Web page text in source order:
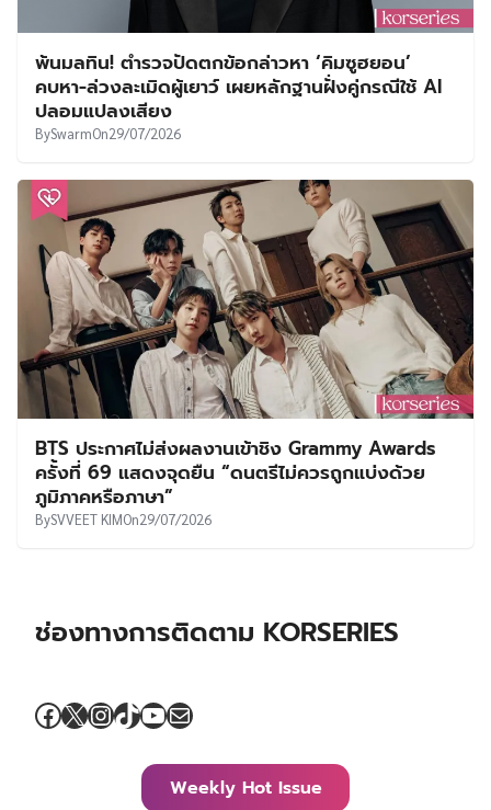
พ้นมลทิน! ตำรวจปัดตกข้อกล่าวหา ‘คิมซูฮยอน’
คบหา-ล่วงละเมิดผู้เยาว์ เผยหลักฐานฝั่งคู่กรณีใช้ AI
ปลอมแปลงเสียง
BySwarmOn29/07/2026
BTS ประกาศไม่ส่งผลงานเข้าชิง Grammy Awards
ครั้งที่ 69 แสดงจุดยืน “ดนตรีไม่ควรถูกแบ่งด้วย
ภูมิภาคหรือภาษา”
BySVVEET KIMOn29/07/2026
ช่องทางการติดตาม KORSERIES
Facebook
X Instagram
TikTok
YouTube
Mail
Weekly Hot Issue